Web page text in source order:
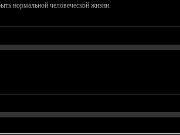
нормальной человеческой жизни.